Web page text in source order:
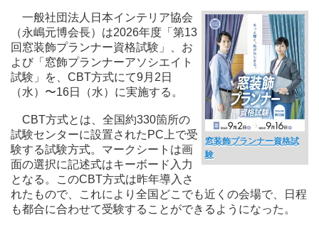
窓装飾プランナー資格試
験
一般社団法人日本インテリア協会
（永嶋元博会長）は2026年度「第13
回窓装飾プランナー資格試験」、お
よび「窓飾プランナーアソシエイト
試験」を、CBT方式にて9月2日
（水）〜16日（水）に実施する。
CBT方式とは、全国約330箇所の
試験センターに設置されたPC上で受
験する試験方式。マークシートは画
面の選択に記述式はキーボード入力
となる。このCBT方式は昨年導入さ
れたもので、これにより全国どこでも近くの会場で、日程
も都合に合わせて受験することができるようになった。